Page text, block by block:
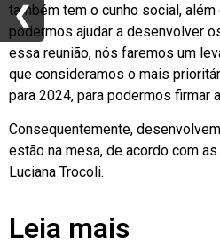
também tem o cunho social, além
podermos ajudar a desenvolver
essa reunião, nós faremos um
que consideramos o mais
para 2024, para podermos firmar
Consequentemente,
estão na mesa, de acordo com
Luciana Trocoli.
Leia mais
❮
❮